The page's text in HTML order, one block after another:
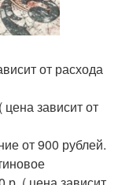
от расхода
зависит от
от 900 рублей.